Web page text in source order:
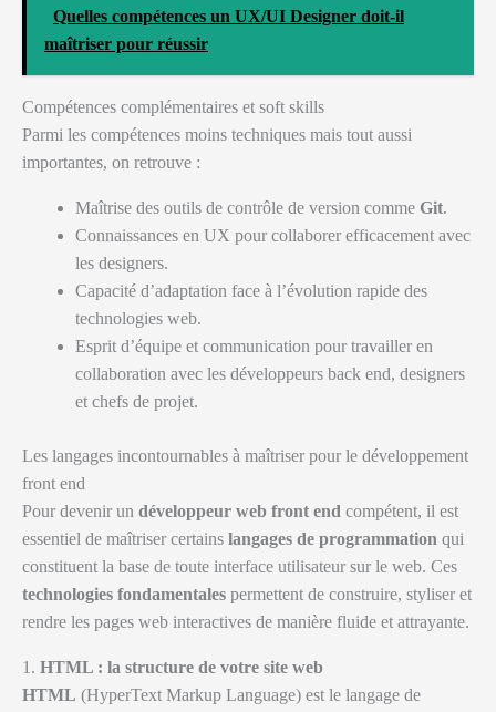
Quelles compétences un UX/UI Designer doit-il
maîtriser pour réussir
Compétences complémentaires et soft skills
Parmi les compétences moins techniques mais tout aussi
importantes, on retrouve :
Maîtrise des outils de contrôle de version comme Git.
Connaissances en UX pour collaborer efficacement avec
les designers.
Capacité d’adaptation face à l’évolution rapide des
technologies web.
Esprit d’équipe et communication pour travailler en
collaboration avec les développeurs back end, designers
et chefs de projet.
Les langages incontournables à maîtriser pour le développement
front end
Pour devenir un développeur web front end compétent, il est
essentiel de maîtriser certains langages de programmation qui
constituent la base de toute interface utilisateur sur le web. Ces
technologies fondamentales permettent de construire, styliser et
rendre les pages web interactives de manière fluide et attrayante.
1. HTML : la structure de votre site web
HTML (HyperText Markup Language) est le langage de